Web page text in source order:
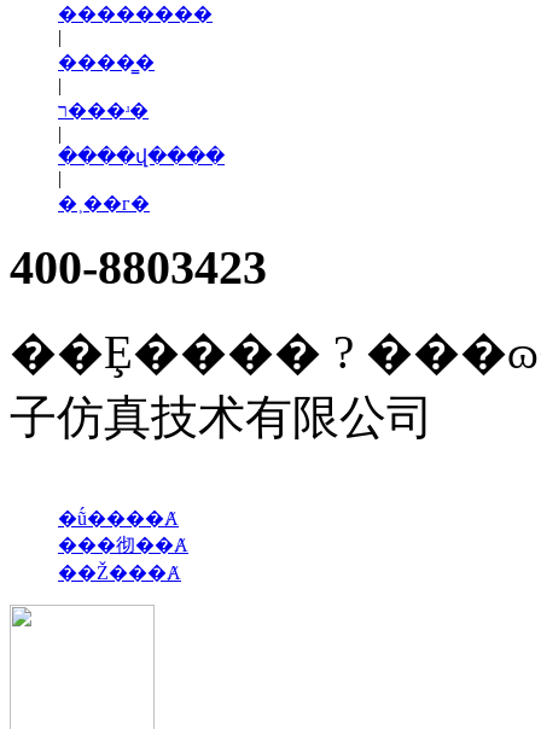
��������
|
����̳�
|
ר���ʴ�
|
����վ����
|
�˲��г�
400-8803423
��Ȩ���� ? ���ɷ��
子仿真技术有限公司
�ṹ����Ⱥ
���彻��Ⱥ
��Ž���Ⱥ